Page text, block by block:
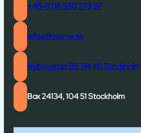
+46-(0)8 520 279 97
info@finserve.se
Nybrogatan 55, 114 40 Stockholm
Box 24134, 104 51 Stockholm